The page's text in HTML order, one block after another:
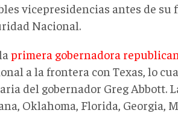
vicepresidencias antes de su
Nacional.
primera gobernadora
a la frontera con Texas, lo
del gobernador Greg Abbott.
Oklahoma, Florida, Georgia,